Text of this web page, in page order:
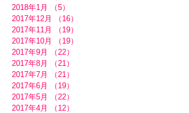
2018年1月
（5）
2017年12月
（16）
2017年11月
（19）
2017年10月
（19）
2017年9月
（22）
2017年8月
（21）
2017年7月
（21）
2017年6月
（19）
2017年5月
（22）
2017年4月
（12）